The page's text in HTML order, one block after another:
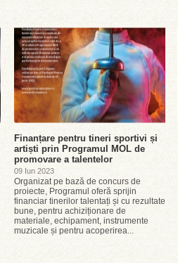
Finanțare pentru tineri sportivi și
artiști prin Programul MOL de
promovare a talentelor
09 Iun 2023
Organizat pe bază de concurs de
proiecte, Programul oferă sprijin
financiar tinerilor talentați și cu rezultate
bune, pentru achiziționare de
materiale, echipament, instrumente
muzicale și pentru acoperirea...